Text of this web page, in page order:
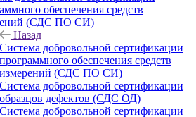
обеспечения средств
(СДС ПО СИ)
Назад
Система добровольной сертификации
программного обеспечения средств
измерений (СДС ПО СИ)
Система добровольной сертификации
образцов дефектов (СДС ОД)
Система добровольной сертификации